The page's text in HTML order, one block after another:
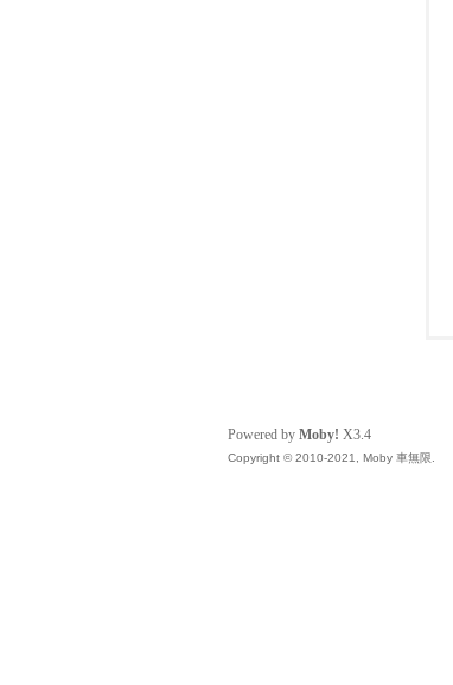
Powered by Moby! X3.4
Copyright © 2010-2021, Moby 車無限.